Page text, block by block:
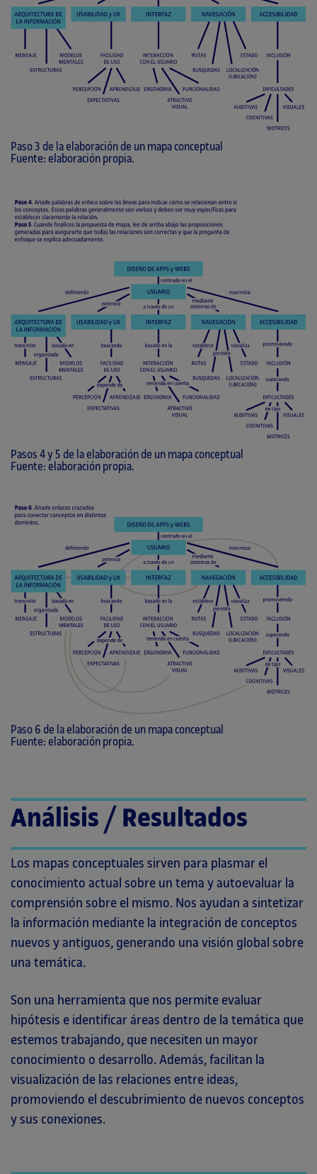
Paso 3 de la elaboración de un mapa conceptual
Fuente: elaboración propia.
Pasos 4 y 5 de la elaboración de un mapa conceptual
Fuente: elaboración propia.
Paso 6 de la elaboración de un mapa conceptual
Fuente: elaboración propia.
Análisis / Resultados
Los mapas conceptuales sirven para plasmar el
conocimiento actual sobre un tema y autoevaluar la
comprensión sobre el mismo. Nos ayudan a sintetizar
la información mediante la integración de conceptos
nuevos y antiguos, generando una visión global sobre
una temática.
Son una herramienta que nos permite evaluar
hipótesis e identificar áreas dentro de la temática que
estemos trabajando, que necesiten un mayor
conocimiento o desarrollo. Además, facilitan la
visualización de las relaciones entre ideas,
promoviendo el descubrimiento de nuevos conceptos
y sus conexiones.